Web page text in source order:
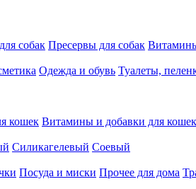
собак Пресервы для собак
Одежда и обувь Туалеты,
кошек Витамины и добавки для кошек
Силикагелевый Соевый
Посуда и миски Прочее для дома